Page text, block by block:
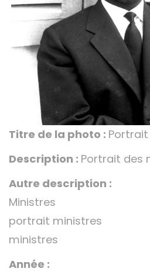
Titre de la photo :
Description : Portrait des
Autre description :
Ministres
portrait ministres
ministres
Année :